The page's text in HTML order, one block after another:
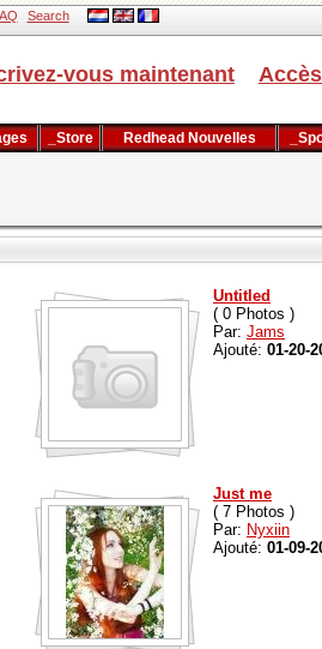
Search
vous maintenant
_Store Redhead Nouvelles
Untitled
( 0 Photos )
Par: Jams
Ajouté: 01-20-
Just me
( 7 Photos )
Par: Nyxiin
Ajouté: 01-09-